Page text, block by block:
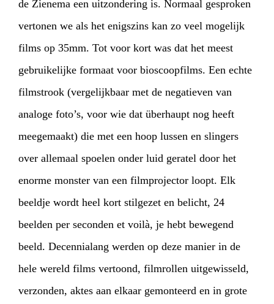
de Zienema een uitzondering is. Normaal gesproken
vertonen we als het enigszins kan zo veel mogelijk
films op 35mm. Tot voor kort was dat het meest
gebruikelijke formaat voor bioscoopfilms. Een echte
filmstrook (vergelijkbaar met de negatieven van
analoge foto’s, voor wie dat überhaupt nog heeft
meegemaakt) die met een hoop lussen en slingers
over allemaal spoelen onder luid geratel door het
enorme monster van een filmprojector loopt. Elk
beeldje wordt heel kort stilgezet en belicht, 24
beelden per seconden et voilà, je hebt bewegend
beeld. Decennialang werden op deze manier in de
hele wereld films vertoond, filmrollen uitgewisseld,
verzonden, aktes aan elkaar gemonteerd en in grote